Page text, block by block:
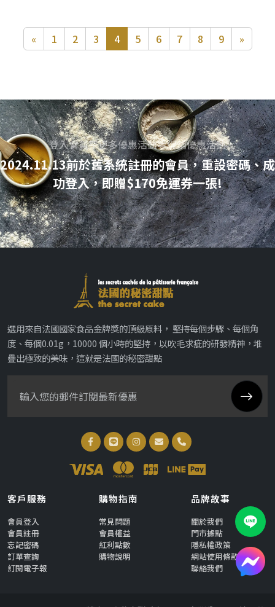
« 1 2 3 4 5 6 7 8 9 »
登入會員享更多優惠活動等促銷優惠活動
2024.11.13前於舊系統註冊的會員，重設密碼、成
功登入，即贈$170免運券一張!
選用來自法國國家食品金牌獎的頂級原料， 堅持每個步驟、每個角
度、每個0.01g，10000 個小時的堅持，以吹毛求疵的研發精神，堆
疊出極致的美味，這就是法國的秘密甜點
客戶服務
會員登入
會員註冊
忘記密碼
訂單查詢
訂閱電子報
購物指南
常見問題
會員權益
紅利點數
購物說明
品牌故事
關於我們
門市據點
隱私權政策
網站使用條款
聯絡我們